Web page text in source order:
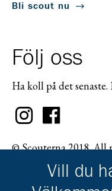
Bli scout nu
Följ oss
Ha koll på det senaste.
© Scouterna 2018. All
Vill du